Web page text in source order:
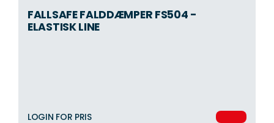
FALLSAFE FALDDÆMPER FS504 -
ELASTISK LINE
LOGIN FOR PRIS